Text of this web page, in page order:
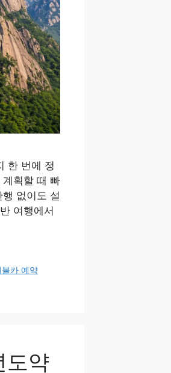
한 번에 정
획할 때 빠
없이도 설
여행에서
카 예약
도약